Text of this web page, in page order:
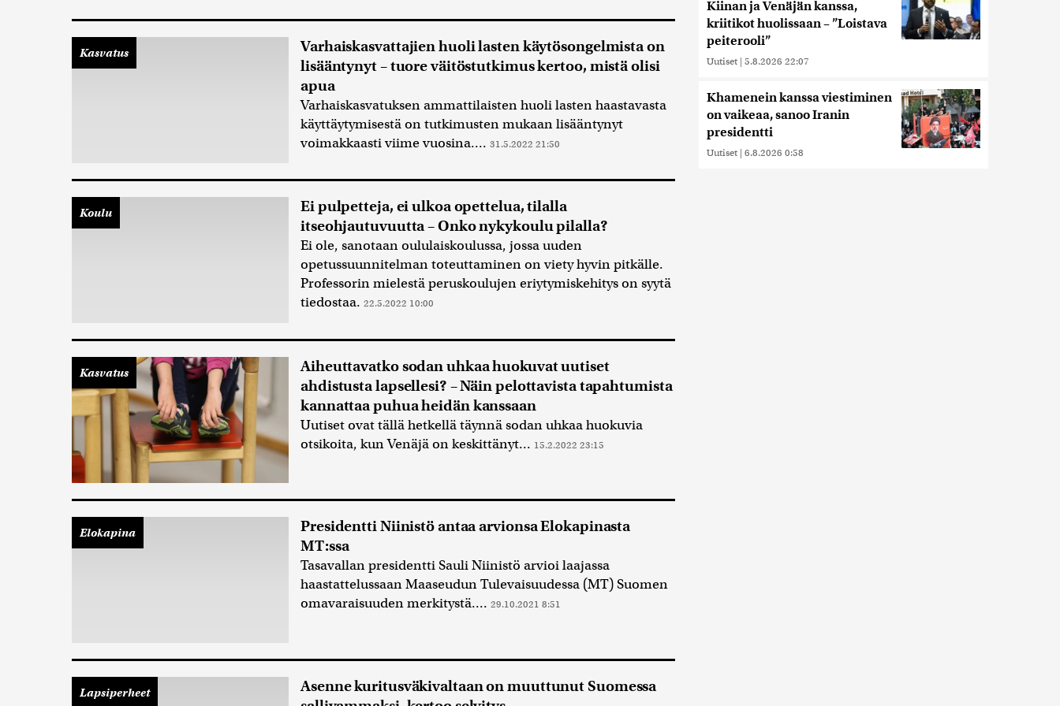
Kasvatus
Varhaiskasvattajien huoli lasten käytösongelmista on
lisääntynyt – tuore väitöstutkimus kertoo, mistä olisi
apua
Varhaiskasvatuksen ammattilaisten huoli lasten haastavasta
käyttäytymisestä on tutkimusten mukaan lisääntynyt
voimakkaasti viime vuosina.... 31.5.2022 21:50
Koulu
Ei pulpetteja, ei ulkoa opettelua, tilalla
itseohjautuvuutta – Onko nykykoulu pilalla?
Ei ole, sanotaan oululaiskoulussa, jossa uuden
opetussuunnitelman toteuttaminen on viety hyvin pitkälle.
Professorin mielestä peruskoulujen eriytymiskehitys on syytä
tiedostaa. 22.5.2022 10:00
Kasvatus
Aiheuttavatko sodan uhkaa huokuvat uutiset
ahdistusta lapsellesi? – Näin pelottavista tapahtumista
kannattaa puhua heidän kanssaan
Uutiset ovat tällä hetkellä täynnä sodan uhkaa huokuvia
otsikoita, kun Venäjä on keskittänyt... 15.2.2022 23:15
Elokapina
Presidentti Niinistö antaa arvionsa Elokapinasta
MT:ssa
Tasavallan presidentti Sauli Niinistö arvioi laajassa
haastattelussaan Maaseudun Tulevaisuudessa (MT) Suomen
omavaraisuuden merkitystä.... 29.10.2021 8:51
Lapsiperheet
Asenne kuritusväkivaltaan on muuttunut Suomessa
Kiinan ja Venäjän kanssa,
kriitikot huolissaan – ”Loistava
peiterooli”
Uutiset | 5.8.2026 22:07
Khamenein kanssa viestiminen
on vaikeaa, sanoo Iranin
presidentti
Uutiset | 6.8.2026 0:58